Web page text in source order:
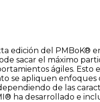
edición del PMBoK®
sacar el máximo
ágiles.
se apliquen enfoques
de las
ha desarrollado e